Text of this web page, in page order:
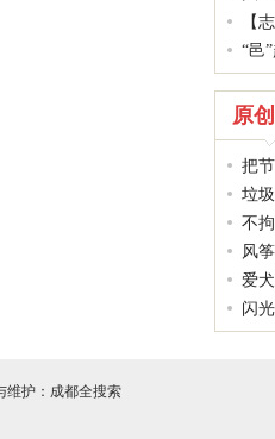
【
“邑
原
把
垃
不
风
爱
闪
维护：成都全搜索